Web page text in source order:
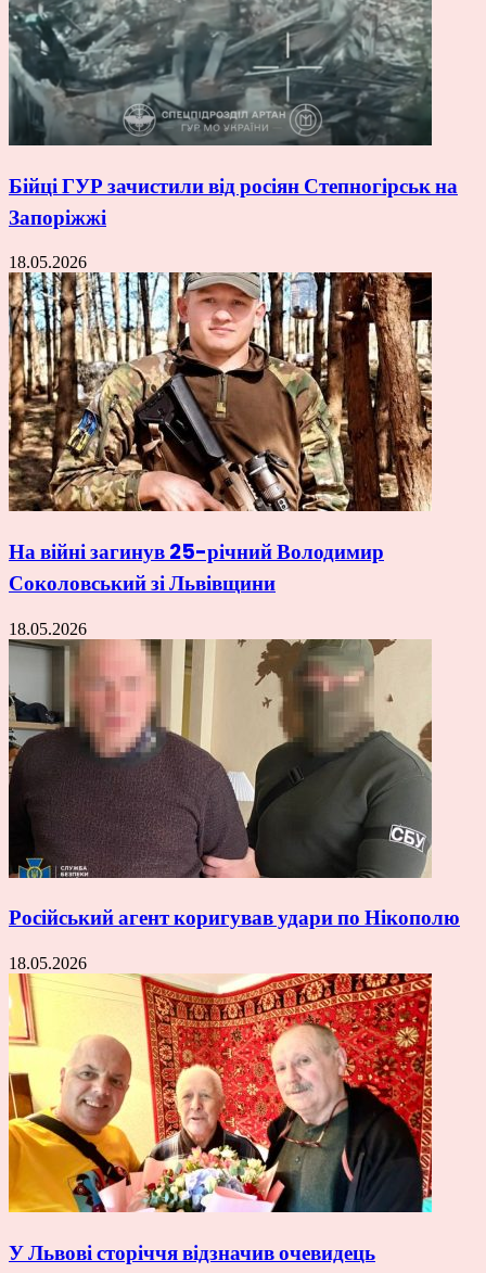
Бійці ГУР зачистили від росіян Степногірськ на
Запоріжжі
18.05.2026
На війні загинув 25-річний Володимир
Соколовський зі Львівщини
18.05.2026
Російський агент коригував удари по Нікополю
18.05.2026
У Львові сторіччя відзначив очевидець